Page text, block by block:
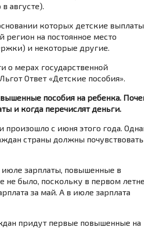
августе).
которых детские
на постоянное место
и некоторые другие.
о мерах государственной
Ответ «Детские пособия».
пособия на ребенка.
и когда перечислят деньги.
с июня этого года.
страны должны почувствовать
июле зарплаты, повышенные в
не было, поскольку в первом
за май. А в июле зарплата
придут первые повышенные на